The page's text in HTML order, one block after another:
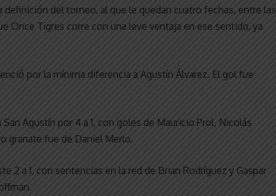
definición del torneo, al que le quedan cuatro fechas, entre las
Once Tigres corre con una leve ventaja en ese sentido, ya
por la mínima diferencia a Agustín Álvarez. El gol fue
Agustín por 4 a 1, con goles de Mauricio Prol, Nicolás
granate fue de Daniel Merlo.
2 a 1, con sentencias en la red de Brian Rodríguez y Gaspar